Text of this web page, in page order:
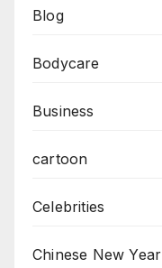
Blog
Bodycare
Business
cartoon
Celebrities
Chinese New Year